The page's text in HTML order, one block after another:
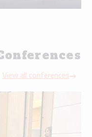
View all conferences